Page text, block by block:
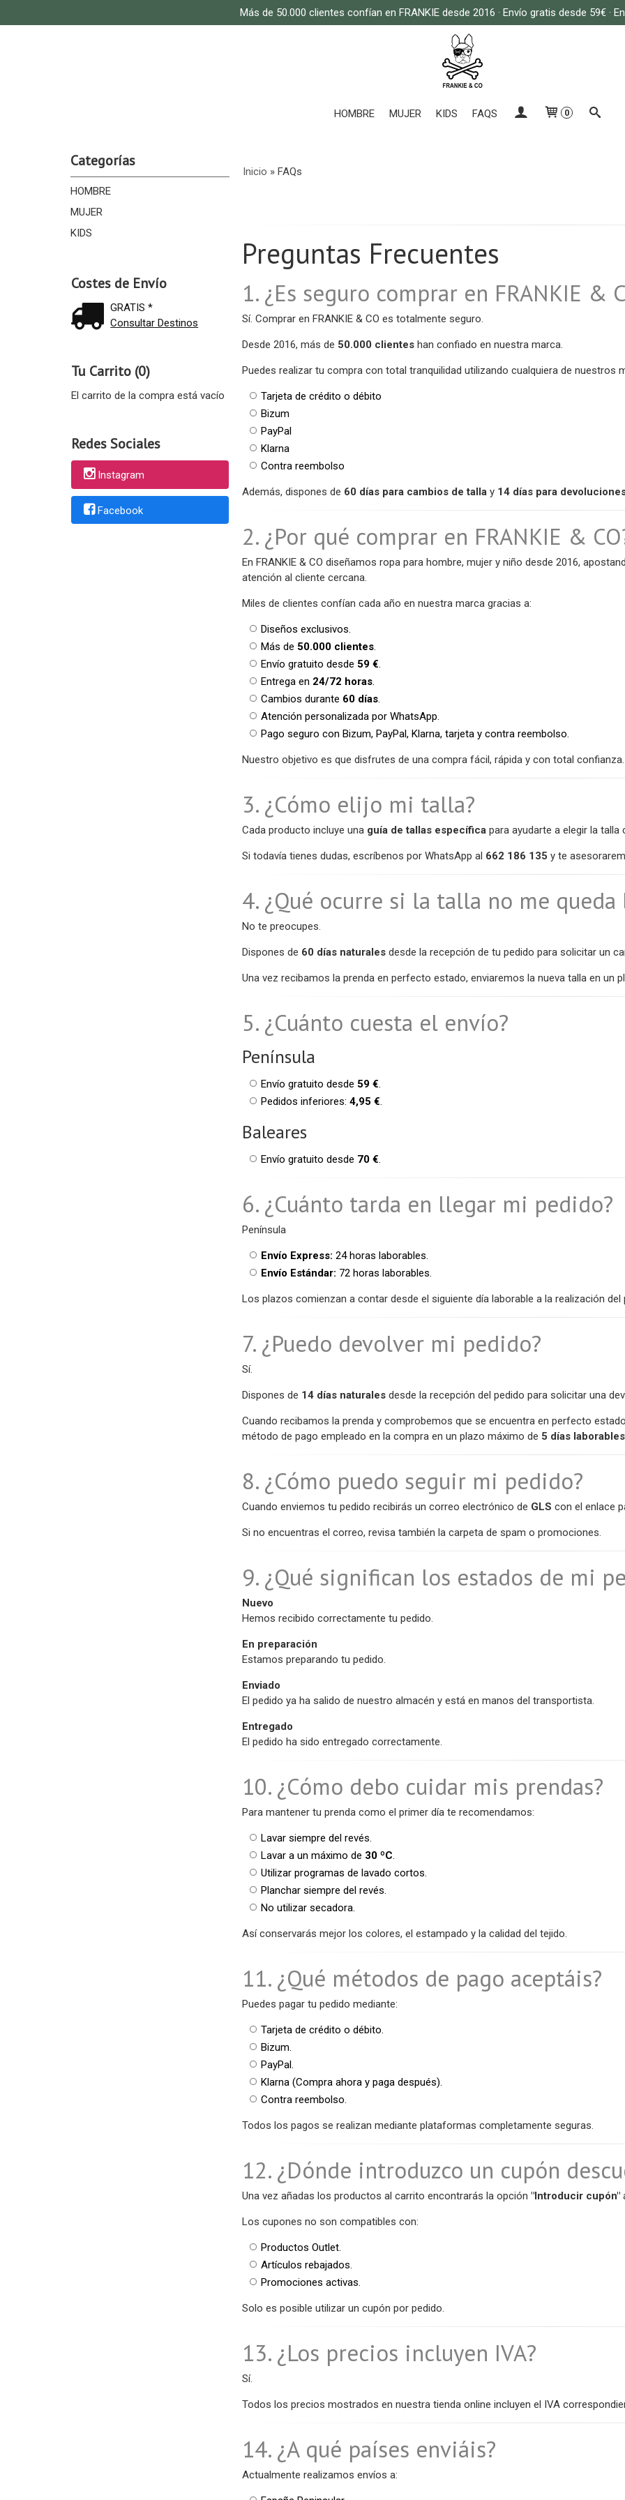
Más de 50.000 clientes confían en FRANKIE desde 2016 · Envío gratis desde 59€ ·
HOMBRE MUJER KIDS FAQS 0
Categorías
HOMBRE
MUJER
KIDS
Costes de Envío
GRATIS *
Consultar Destinos
Tu Carrito (0)
El carrito de la compra está vacío
Redes Sociales
Instagram
Facebook
Inicio » FAQs
Preguntas Frecuentes
1. ¿Es seguro comprar en FRANKIE &
Sí. Comprar en FRANKIE & CO es totalmente seguro.
Desde 2016, más de 50.000 clienteshan confiado en nuestra marca.
Puedes realizar tu compra con total tranquilidad utilizando cualquiera de nuestros
Tarjeta de crédito o débito
Bizum
PayPal
Klarna
Contra reembolso
Además, dispones de 60 días para cambios de tallay 14 días para
2. ¿Por qué comprar en FRANKIE &
En FRANKIE & CO diseñamos ropa para hombre, mujer y niño desde 2016,
atención al cliente cercana.
Miles de clientes confían cada año en nuestra marca gracias a:
Diseños exclusivos.
Más de 50.000 clientes.
Envío gratuito desde 59 €.
Entrega en 24/72 horas.
Cambios durante 60 días.
Atención personalizada por WhatsApp.
Pago seguro con Bizum, PayPal, Klarna, tarjeta y contra reembolso.
Nuestro objetivo es que disfrutes de una compra fácil, rápida y con total confianza.
3. ¿Cómo elijo mi talla?
Cada producto incluye una guía de tallas específicapara ayudarte a elegir la talla
Si todavía tienes dudas, escríbenos por WhatsApp al 662 186 135 y te
4. ¿Qué ocurre si la talla no me queda
No te preocupes.
Dispones de 60 días naturalesdesde la recepción de tu pedido para solicitar un
Una vez recibamos la prenda en perfecto estado, enviaremos la nueva talla en un
5. ¿Cuánto cuesta el envío?
Península
Envío gratuito desde 59 €.
Pedidos inferiores: 4,95 €.
Baleares
Envío gratuito desde 70 €.
6. ¿Cuánto tarda en llegar mi pedido?
Península
Envío Express: 24 horas laborables.
Envío Estándar: 72 horas laborables.
Los plazos comienzan a contar desde el siguiente día laborable a la realización del
7. ¿Puedo devolver mi pedido?
Sí.
Dispones de 14 días naturalesdesde la recepción del pedido para solicitar una
Cuando recibamos la prenda y comprobemos que se encuentra en perfecto
método de pago empleado en la compra en un plazo máximo de 5 días laborables
8. ¿Cómo puedo seguir mi pedido?
Cuando enviemos tu pedido recibirás un correo electrónico de GLS con el enlace
Si no encuentras el correo, revisa también la carpeta de spam o promociones.
9. ¿Qué significan los estados de mi
Nuevo
Hemos recibido correctamente tu pedido.
En preparación
Estamos preparando tu pedido.
Enviado
El pedido ya ha salido de nuestro almacén y está en manos del transportista.
Entregado
El pedido ha sido entregado correctamente.
10. ¿Cómo debo cuidar mis prendas?
Para mantener tu prenda como el primer día te recomendamos:
Lavar siempre del revés.
Lavar a un máximo de 30 ºC.
Utilizar programas de lavado cortos.
Planchar siempre del revés.
No utilizar secadora.
Así conservarás mejor los colores, el estampado y la calidad del tejido.
11. ¿Qué métodos de pago aceptáis?
Puedes pagar tu pedido mediante:
Tarjeta de crédito o débito.
Bizum.
PayPal.
Klarna (Compra ahora y paga después).
Contra reembolso.
Todos los pagos se realizan mediante plataformas completamente seguras.
12. ¿Dónde introduzco un cupón
Una vez añadas los productos al carrito encontrarás la opción "Introducir cupón"
Los cupones no son compatibles con:
Productos Outlet.
Artículos rebajados.
Promociones activas.
Solo es posible utilizar un cupón por pedido.
13. ¿Los precios incluyen IVA?
Sí.
Todos los precios mostrados en nuestra tienda online incluyen el IVA
14. ¿A qué países enviáis?
Actualmente realizamos envíos a: